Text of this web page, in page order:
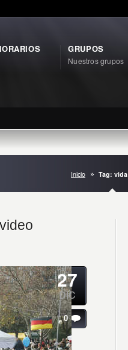
GRUPOS
Nuestros grupos
Inicio Tag: vida
27
DIC
0